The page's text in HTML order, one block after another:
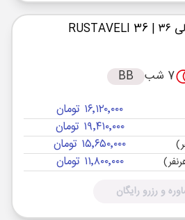
| RUSTAVELI 36
7 شب BB
۱۶٬۱۲۰٬۰۰۰ تومان
۱۹٬۴۱۰٬۰۰۰ تومان
۱۵٬۶۵۰٬۰۰۰ تومان
۱۱٬۸۰۰٬۰۰۰ تومان
و رزرو رایگان